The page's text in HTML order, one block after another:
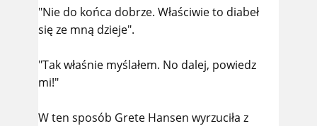
"Nie do końca dobrze. Właściwie to diabeł
się ze mną dzieje".
"Tak właśnie myślałem. No dalej, powiedz
mi!"
W ten sposób Grete Hansen wyrzuciła z